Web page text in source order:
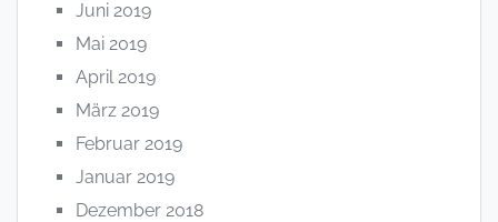
Juni 2019
Mai 2019
April 2019
März 2019
Februar 2019
Januar 2019
Dezember 2018